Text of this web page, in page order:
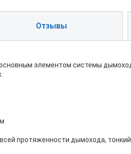
Отзывы
элементом системы
протяженности дымохода,